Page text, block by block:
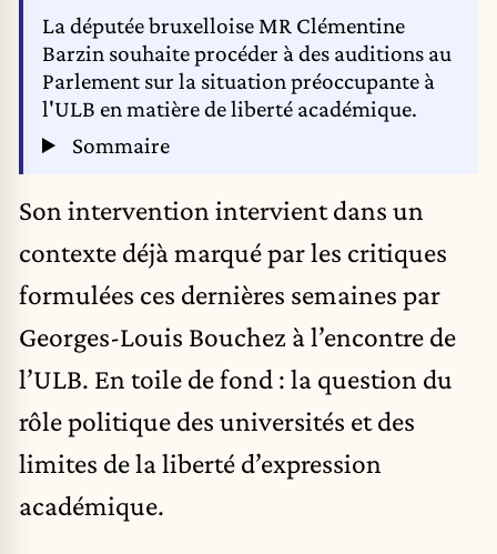
La députée bruxelloise MR Clémentine
Barzin souhaite procéder à des auditions au
Parlement sur la situation préoccupante à
l'ULB en matière de liberté académique.
Sommaire
Son intervention intervient dans un
contexte déjà marqué par les critiques
formulées ces dernières semaines par
Georges-Louis Bouchez à l’encontre de
l’ULB. En toile de fond : la question du
rôle politique des universités et des
limites de la liberté d’expression
académique.